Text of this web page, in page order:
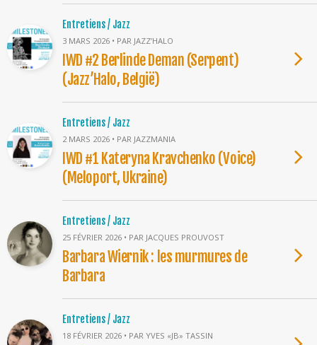
Entretiens / Jazz
3 MARS 2026 • PAR JAZZ’HALO
IWD #2 Berlinde Deman (Serpent)
(Jazz’Halo, België)
Entretiens / Jazz
2 MARS 2026 • PAR JAZZMANIA
IWD #1 Kateryna Kravchenko (Voice)
(Meloport, Ukraine)
Entretiens / Jazz
25 FÉVRIER 2026 • PAR JACQUES PROUVOST
Barbara Wiernik : les murmures de
Barbara
Entretiens / Jazz
18 FÉVRIER 2026 • PAR YVES «JB» TASSIN